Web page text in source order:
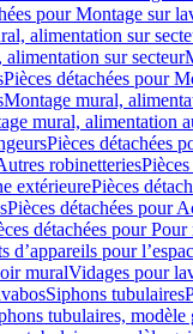
pour Montage sur
alimentation sur
sur secteur
Pièces détachées pour
Montage mural,
mural, alimentation
Pièces détachées
robinetteries
extérieurePièces
Pièces détachées pour
détachées pour
d’appareils pour
muralVidages pour
Siphons tubulaires
tubulaires, modèle